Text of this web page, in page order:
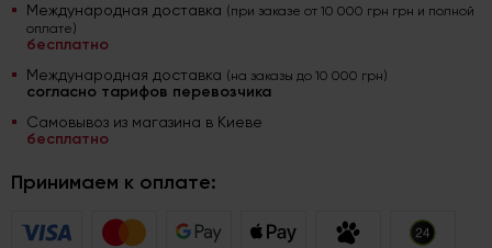
Международная доставка (при заказе от 10 000 грн грн и полной
оплате)
бесплатно
Международная доставка (на заказы до 10 000 грн)
согласно тарифов перевозчика
Самовывоз из магазина в Киеве
бесплатно
Принимаем к оплате: